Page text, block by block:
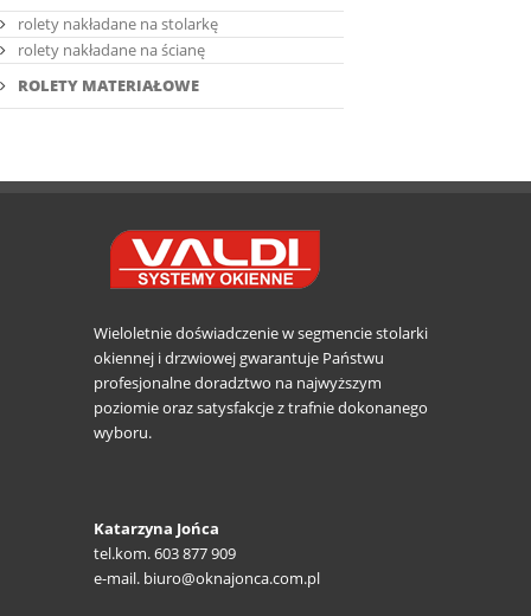
rolety nakładane na stolarkę
rolety nakładane na ścianę
ROLETY MATERIAŁOWE
Wieloletnie doświadczenie w segmencie stolarki
okiennej i drzwiowej gwarantuje Państwu
profesjonalne doradztwo na najwyższym
poziomie oraz satysfakcje z trafnie dokonanego
wyboru.
Katarzyna Jońca
tel.kom. 603 877 909
e-mail. biuro@oknajonca.com.pl